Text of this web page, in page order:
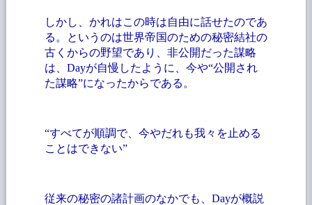
しかし、かれはこの時は自由に話せたのであ
る。というのは世界帝国のための秘密結社の
古くからの野望であり、非公開だった謀略
は、 Dayが自慢したように、今や“公開され
た謀略”になったからである。
“すべてが順調で、今やだれも我々を止める
ことはできない”
従来の秘密の諸計画のなかでも、 Dayが概説